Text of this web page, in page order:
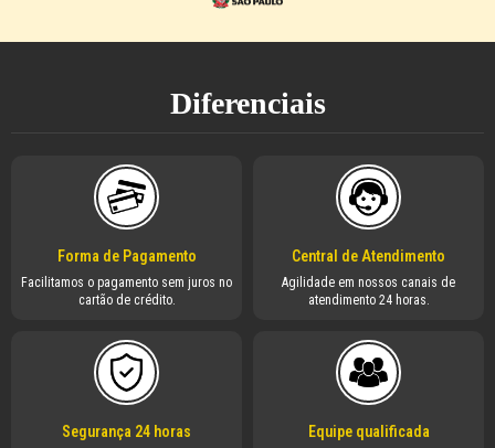
Diferenciais
Forma de Pagamento
Facilitamos o pagamento sem juros no
cartão de crédito.
Central de Atendimento
Agilidade em nossos canais de
atendimento 24 horas.
Segurança 24 horas Equipe qualificada